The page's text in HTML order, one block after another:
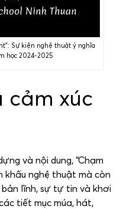
Sự kiện nghệ thuật ý nghĩa
học 2024-2025
cảm xúc
và nội dung, “Chạm
khấu nghệ thuật mà còn
lĩnh, sự tự tin và khơi
tiết mục múa, hát,